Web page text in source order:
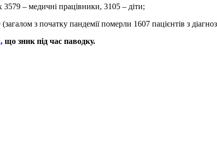
– медичні працівники, 3105 – діти;
з початку пандемії померли 1607 пацієнтів з
що зник під час паводку.